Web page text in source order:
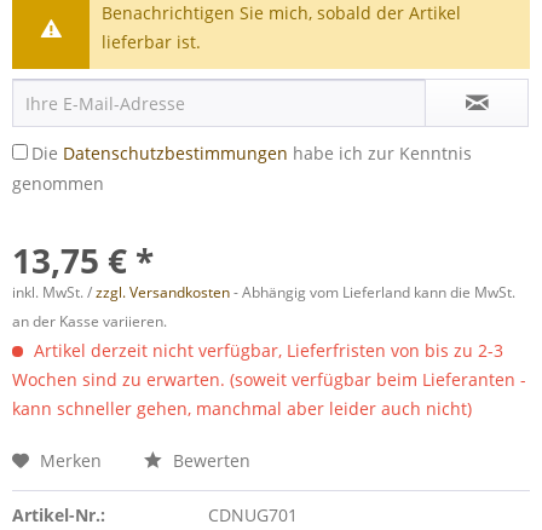
Benachrichtigen Sie mich, sobald der Artikel
lieferbar ist.
Die Datenschutzbestimmungen habe ich zur Kenntnis
genommen
13,75 € *
inkl. MwSt. /zzgl. Versandkosten- Abhängig vom Lieferland kann die MwSt.
an der Kasse variieren.
Artikel derzeit nicht verfügbar, Lieferfristen von bis zu 2-3
Wochen sind zu erwarten. (soweit verfügbar beim Lieferanten -
kann schneller gehen, manchmal aber leider auch nicht)
Merken Bewerten
Artikel-Nr.:
CDNUG701